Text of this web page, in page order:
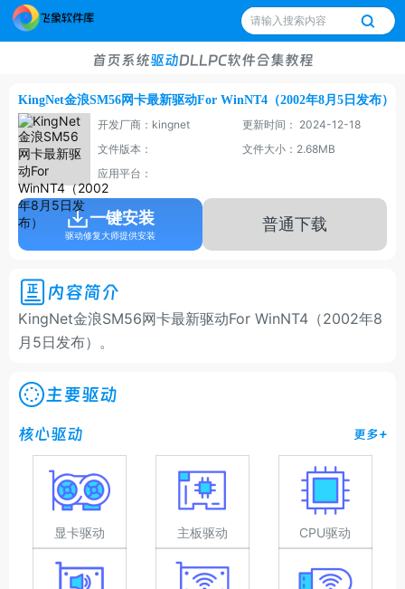
首页系统驱动DLLPC软件合集教程
KingNet金浪SM56网卡最新驱动For WinNT4（2002年8月5日发布）
开发厂商：kingnet
更新时间： 2024-12-18
文件版本：
文件大小：2.68MB
应用平台：
一键安装
驱动修复大师提供安装
普通下载
内容简介
KingNet金浪SM56网卡最新驱动For WinNT4（2002年8
月5日发布）。
主要驱动
核心驱动 更多+
显卡驱动 主板驱动 CPU驱动